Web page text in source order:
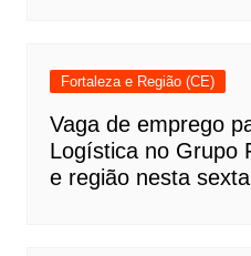
Fortaleza e Região (CE)
Vaga de emprego
Logística no Grupo
e região nesta